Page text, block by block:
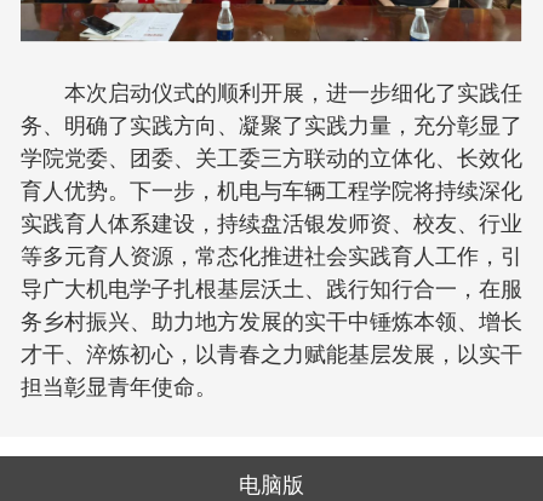
本次启动仪式的顺利开展，进一步细化了实践任
务、明确了实践方向、凝聚了实践力量，充分彰显了
学院党委、团委、关工委三方联动的立体化、长效化
育人优势。下一步，机电与车辆工程学院将持续深化
实践育人体系建设，持续盘活银发师资、校友、行业
等多元育人资源，常态化推进社会实践育人工作，引
导广大机电学子扎根基层沃土、践行知行合一，在服
务乡村振兴、助力地方发展的实干中锤炼本领、增长
才干、淬炼初心，以青春之力赋能基层发展，以实干
担当彰显青年使命。
电脑版